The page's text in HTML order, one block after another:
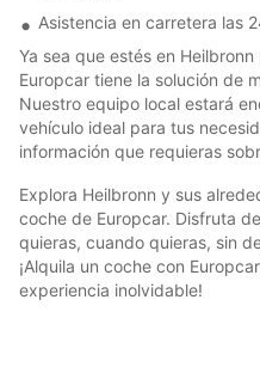
Asistencia en carretera las
Ya sea que estés en
Europcar tiene la solución de
Nuestro equipo local estará
vehículo ideal para tus
información que requieras
Explora Heilbronn y sus
coche de Europcar. Disfruta
quieras, cuando quieras, sin
¡Alquila un coche con
experiencia inolvidable!